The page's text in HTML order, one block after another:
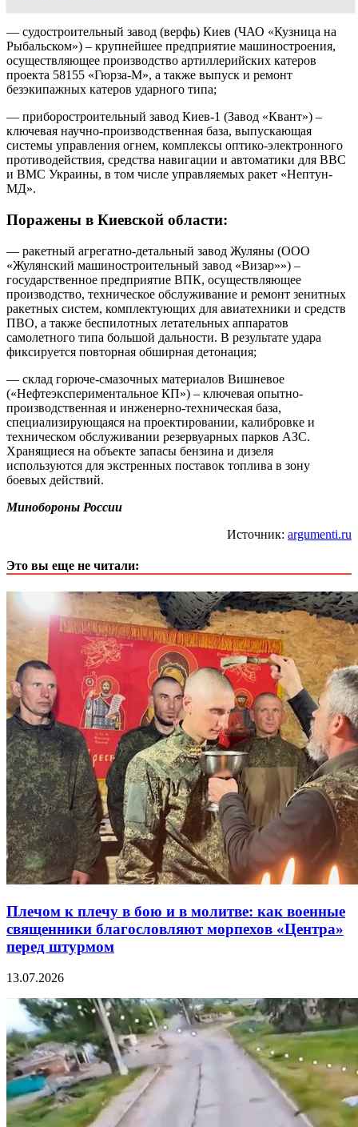
— судостроительный завод (верфь) Киев (ЧАО «Кузница на
Рыбальском») – крупнейшее предприятие машиностроения,
осуществляющее производство артиллерийских катеров
проекта 58155 «Гюрза-М», а также выпуск и ремонт
безэкипажных катеров ударного типа;
— приборостроительный завод Киев-1 (Завод «Квант») –
ключевая научно-производственная база, выпускающая
системы управления огнем, комплексы оптико-электронного
противодействия, средства навигации и автоматики для ВВС
и ВМС Украины, в том числе управляемых ракет «Нептун-
МД».
Поражены в Киевской области:
— ракетный агрегатно-детальный завод Жуляны (ООО
«Жулянский машиностроительный завод «Визар»») –
государственное предприятие ВПК, осуществляющее
производство, техническое обслуживание и ремонт зенитных
ракетных систем, комплектующих для авиатехники и средств
ПВО, а также беспилотных летательных аппаратов
самолетного типа большой дальности. В результате удара
фиксируется повторная обширная детонация;
— склад горюче-смазочных материалов Вишневое
(«Нефтеэкспериментальное КП») – ключевая опытно-
производственная и инженерно-техническая база,
специализирующаяся на проектировании, калибровке и
техническом обслуживании резервуарных парков АЗС.
Хранящиеся на объекте запасы бензина и дизеля
используются для экстренных поставок топлива в зону
боевых действий.
Минобороны России
Источник: argumenti.ru
Это вы еще не читали:
Плечом к плечу в бою и в молитве: как военные
священники благословляют морпехов «Центра»
перед штурмом
13.07.2026